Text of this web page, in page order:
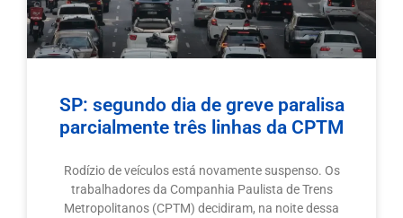
SP: segundo dia de greve paralisa
parcialmente três linhas da CPTM
Rodízio de veículos está novamente suspenso. Os
trabalhadores da Companhia Paulista de Trens
Metropolitanos (CPTM) decidiram, na noite dessa